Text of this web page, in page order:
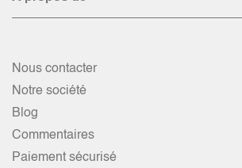
Nous contacter
Notre société
Blog
Commentaires
Paiement sécurisé